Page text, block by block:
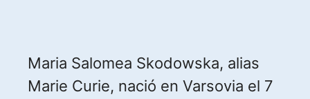
Maria Salomea Skodowska, alias
Marie Curie, nació en Varsovia el 7